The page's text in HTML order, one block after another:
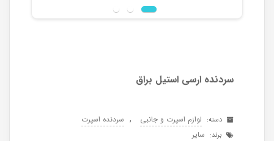
سردنده ارسی استیل براق
دسته: لوازم اسپرت و جانبی , سردنده اسپرت
برند: سایر